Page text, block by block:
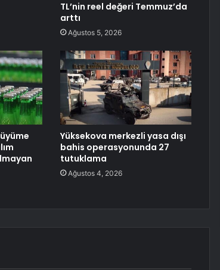
TL’nin reel değeri Temmuz’da
arttı
Ağustos 5, 2026
Yüksekova merkezli yasa dışı
bahis operasyonunda 27
tutuklama
Ağustos 4, 2026